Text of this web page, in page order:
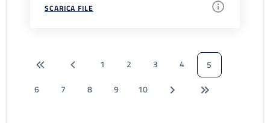
SCARICA FILE
1 2 3 4
5
6
7 8 9 10